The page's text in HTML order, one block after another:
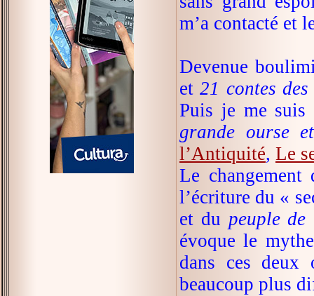
m’a contacté et
Devenue
et21 contes
Puis je me suis
grande ourse
l’Antiquité, Le
Le
l’écriture du «
et du peuple de
évoque le
dans ces
beaucoup plus